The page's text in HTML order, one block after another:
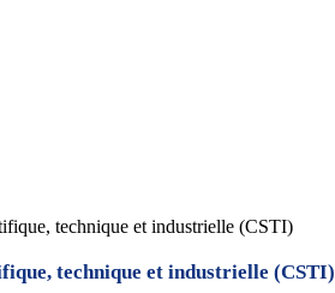
technique et industrielle (CSTI)
technique et industrielle (CSTI)